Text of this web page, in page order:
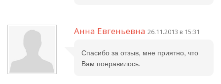
Анна Евгеньевна 26.11.2013 в 15:31
Спасибо за отзыв, мне приятно, что
Вам понравилось.